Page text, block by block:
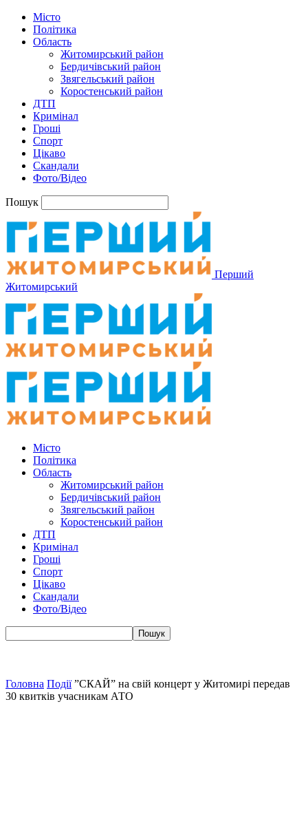
Місто
Політика
Область
Житомирський район
Бердичівський район
Звягельський район
Коростенський район
ДТП
Кримінал
Гроші
Спорт
Цікаво
Скандали
Фото/Відео
Пошук
Перший
Житомирський
Місто
Політика
Область
Житомирський район
Бердичівський район
Звягельський район
Коростенський район
ДТП
Кримінал
Гроші
Спорт
Цікаво
Скандали
Фото/Відео
Головна Події ”СКАЙ” на свій концерт у Житомирі передав
30 квитків учасникам АТО